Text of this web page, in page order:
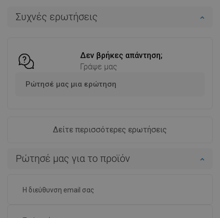
Συχνές ερωτήσεις
Δεν βρήκες απάντηση;
Γράψε μας
Ρώτησέ μας μια ερώτηση
Δείτε περισσότερες ερωτήσεις
Ρώτησέ μας για το προϊόν